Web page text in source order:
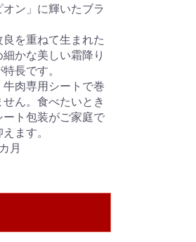
ン」に輝いたブラ
を重ねて生まれた
かな美しい霜降り
長です。
肉専用シートで巻
ん。食べたいとき
ト包装がご家庭で
ます。
月